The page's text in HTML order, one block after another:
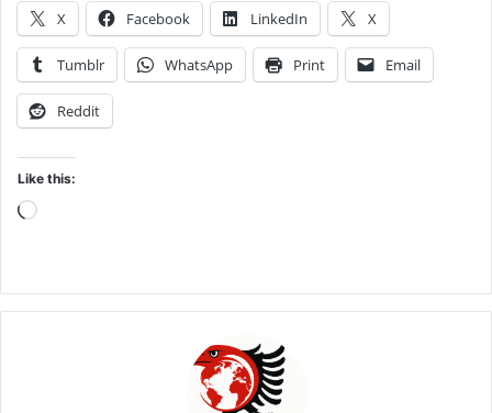
X Facebook LinkedIn X
Tumblr WhatsApp Print Email
Reddit
Like this:
Loading…